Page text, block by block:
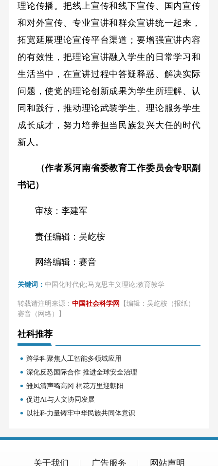
理论传播。把线上宣传和线下宣传、国内宣传
和对外宣传、专业宣讲和群众宣讲统一起来，
拓宽延展理论宣传平台渠道；要增强宣讲内容
的有效性，把理论宣讲融入学生的日常学习和
生活当中，在宣讲过程中答疑释惑、解决实际
问题，使党的理论创新成果为学生所理解、认
同和践行，推动理论武装学生、理论服务学生
成长成才，努力培养担当民族复兴大任的时代
新人。
（作者系河南省委教育工作委员会专职副
书记）
审核：李建军
责任编辑：吴屹桉
网络编辑：赛音
关键词： 中国化时代化;马克思主义理论;教育教学
转载请注明来源： 中国社会科学网
【编辑：吴屹桉（报纸）
赛音（网络）】
社科推荐
跨学科聚焦人工智能多领域应用
深化反恐国际合作 推进全球安全治理
雏凤清声鸣高冈 桐花万里迎朝阳
促进AI与人文协同发展
以社科力量铸牢中华民族共同体意识
关于我们 广告服务 网站声明